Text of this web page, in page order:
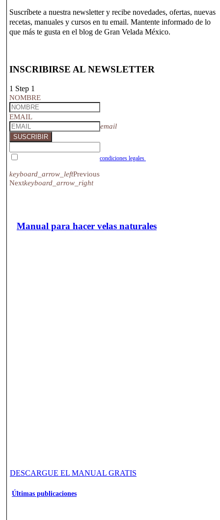
Suscríbete a nuestra newsletter y recibe novedades, ofertas, nuevas
recetas, manuales y cursos en tu email. Mantente informado de lo
que más te gusta en el blog de Gran Velada México.
INSCRIBIRSE AL NEWSLETTER
1 Step 1
NOMBRE
EMAIL
email
SUSCRIBIR
condiciones legales
keyboard_arrow_leftPrevious
Nextkeyboard_arrow_right
Manual para hacer velas naturales
DESCARGUE EL MANUAL GRATIS
Últimas publicaciones